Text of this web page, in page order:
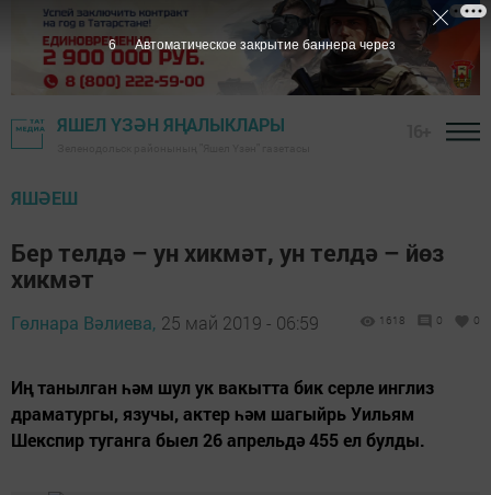
ЯШЕЛ ҮЗӘН ЯҢАЛЫКЛАРЫ
ЯШӘЕШ
Бер телдә – ун хикмәт, ун телдә – йөз
хикмәт
Гөлнара Вәлиева, 25 май 2019 - 06:59 1618 0 0
Иң танылган һәм шул ук вакытта бик серле инглиз
драматургы, язучы, актер һәм шагыйрь Уильям
Шекспир туганга быел 26 апрельдә 455 ел булды.
5 Автоматическое закрытие баннера через